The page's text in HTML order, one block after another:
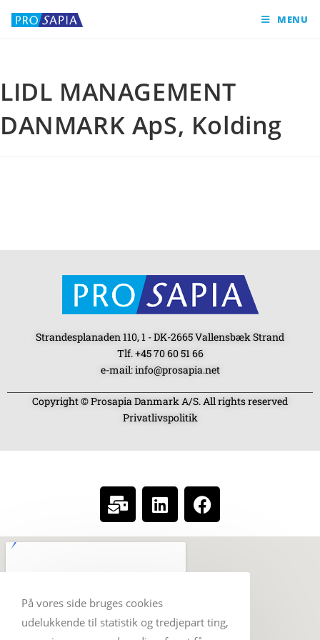
MENU
LIDL MANAGEMENT
DANMARK ApS, Kolding
Strandesplanaden 110, 1 - DK-2665 Vallensbæk Strand
Tlf. +45 70 60 51 66
e-mail: info@prosapia.net
Copyright © Prosapia Danmark A/S. All rights reserved
Privatlivspolitik
På vores side bruges cookies
udelukkende til statistik og tredjepart ting,